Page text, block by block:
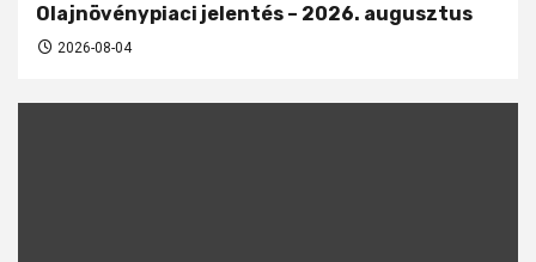
Olajnövénypiaci jelentés – 2026. augusztus
2026-08-04